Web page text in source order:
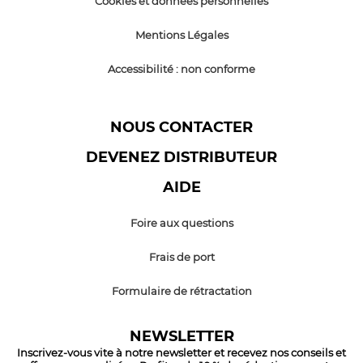
Mentions Légales
Accessibilité : non conforme
NOUS CONTACTER
DEVENEZ DISTRIBUTEUR
AIDE
Foire aux questions
Frais de port
Formulaire de rétractation
NEWSLETTER
Inscrivez-vous vite à notre newsletter et recevez nos conseils et